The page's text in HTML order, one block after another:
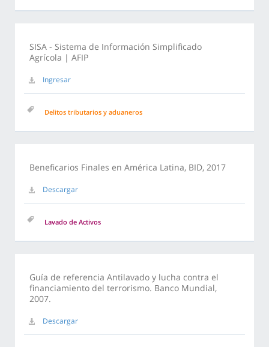
SISA - Sistema de Información Simplificado
Agrícola | AFIP
Ingresar
Delitos tributarios y aduaneros
Beneficarios Finales en América Latina, BID, 2017
Descargar
Lavado de Activos
Guía de referencia Antilavado y lucha contra el
financiamiento del terrorismo. Banco Mundial,
2007.
Descargar